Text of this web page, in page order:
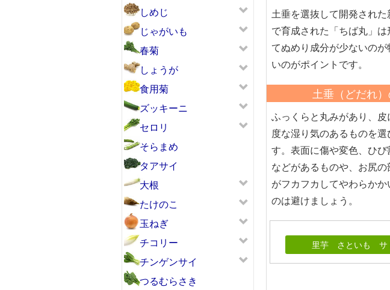
しめじ
じゃがいも
春菊
しょうが
食用菊
ズッキーニ
セロリ
そらまめ
タアサイ
大根
たけのこ
玉ねぎ
チコリー
チンゲンサイ
つるむらさき
土垂を選抜して開発され
で育成された「ちば丸」
てぬめり成分が少ないの
いのがポイントです。
土垂（どだれ）
ふっくらと丸みがあり、皮
度な湿り気のあるものを選
す。表面に傷や変色、ひび
などがあるものや、お尻の
がフカフカしてやわらかか
のは避けましょう。
里芋 さといも サ